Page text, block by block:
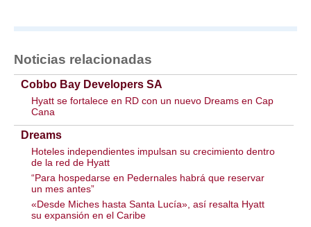
Noticias relacionadas
Cobbo Bay Developers SA
Hyatt se fortalece en RD con un nuevo Dreams en Cap
Cana
Dreams
Hoteles independientes impulsan su crecimiento dentro
de la red de Hyatt
“Para hospedarse en Pedernales habrá que reservar
un mes antes”
«Desde Miches hasta Santa Lucía», así resalta Hyatt
su expansión en el Caribe